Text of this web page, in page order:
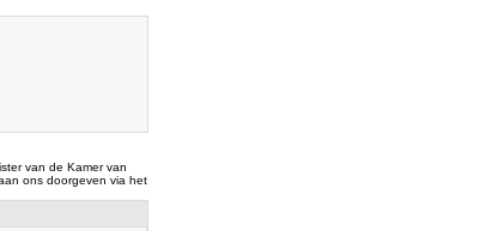
van de Kamer van
ons doorgeven via het